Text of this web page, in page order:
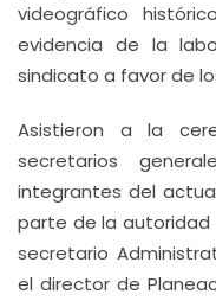
videográfico
evidencia de la
sindicato a favor de
Asistieron a la
secretarios
integrantes del
parte de la autoridad
secretario
el director de